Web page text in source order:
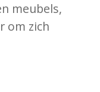
meubels,
om zich